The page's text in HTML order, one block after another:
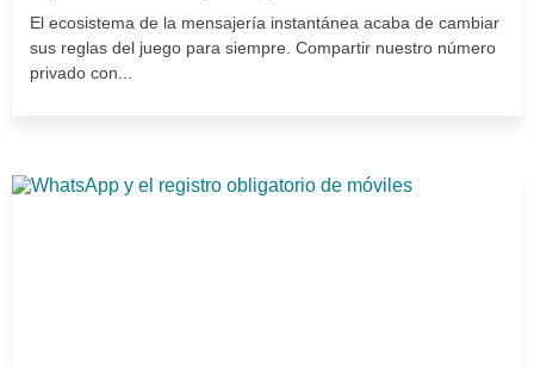
El ecosistema de la mensajería instantánea acaba de cambiar
sus reglas del juego para siempre. Compartir nuestro número
privado con...